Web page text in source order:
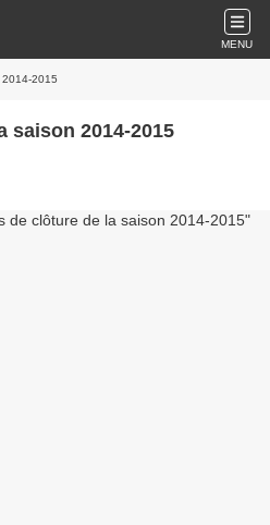
MENU
2015
saison 2014-2015